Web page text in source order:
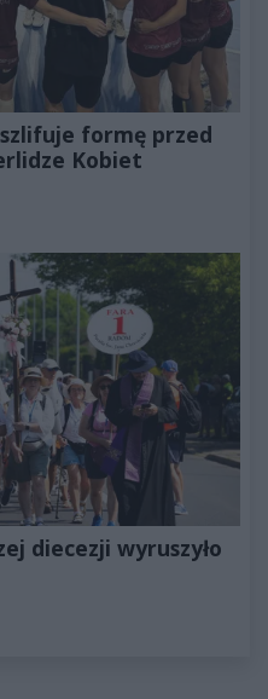
szlifuje formę przed
Kobiet
diecezji wyruszyło